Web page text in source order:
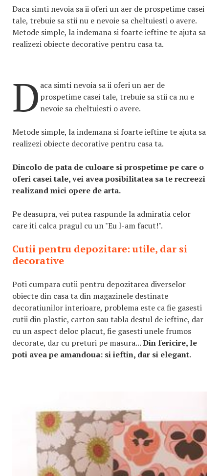
Daca simti nevoia sa ii oferi un aer de prospetime casei
tale, trebuie sa stii nu e nevoie sa cheltuiesti o avere.
Metode simple, la indemana si foarte ieftine te ajuta sa
realizezi obiecte decorative pentru casa ta.
D aca simti nevoia sa ii oferi un aer de
prospetime casei tale, trebuie sa stii ca nu e
nevoie sa cheltuiesti o avere.
Metode simple, la indemana si foarte ieftine te ajuta sa
realizezi obiecte decorative pentru casa ta.
Dincolo de pata de culoare si prospetime pe care o
oferi casei tale, vei avea posibilitatea sa te recreezi
realizand mici opere de arta.
Pe deasupra, vei putea raspunde la admiratia celor
care iti calca pragul cu un "Eu l-am facut!".
Cutii pentru depozitare: utile, dar si
decorative
Poti cumpara cutii pentru depozitarea diverselor
obiecte din casa ta din magazinele destinate
decoratiunilor interioare, problema este ca fie gasesti
cutii din plastic, carton sau tabla destul de ieftine, dar
cu un aspect deloc placut, fie gasesti unele frumos
decorate, dar cu preturi pe masura...Din fericire, le
poti avea pe amandoua: si ieftin, dar si elegant.